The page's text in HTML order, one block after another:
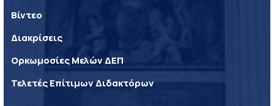
Βίντεο
Διακρίσεις
Ορκωμοσίες Μελών ΔΕΠ
Τελετές Επίτιμων Διδακτόρων